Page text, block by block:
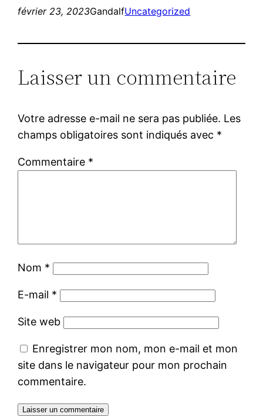
février 23, 2023GandalfUncategorized
Laisser un commentaire
Votre adresse e-mail ne sera pas publiée. Les
champs obligatoires sont indiqués avec *
Commentaire *
Nom *
E-mail *
Site web
Enregistrer mon nom, mon e-mail et mon
site dans le navigateur pour mon prochain
commentaire.